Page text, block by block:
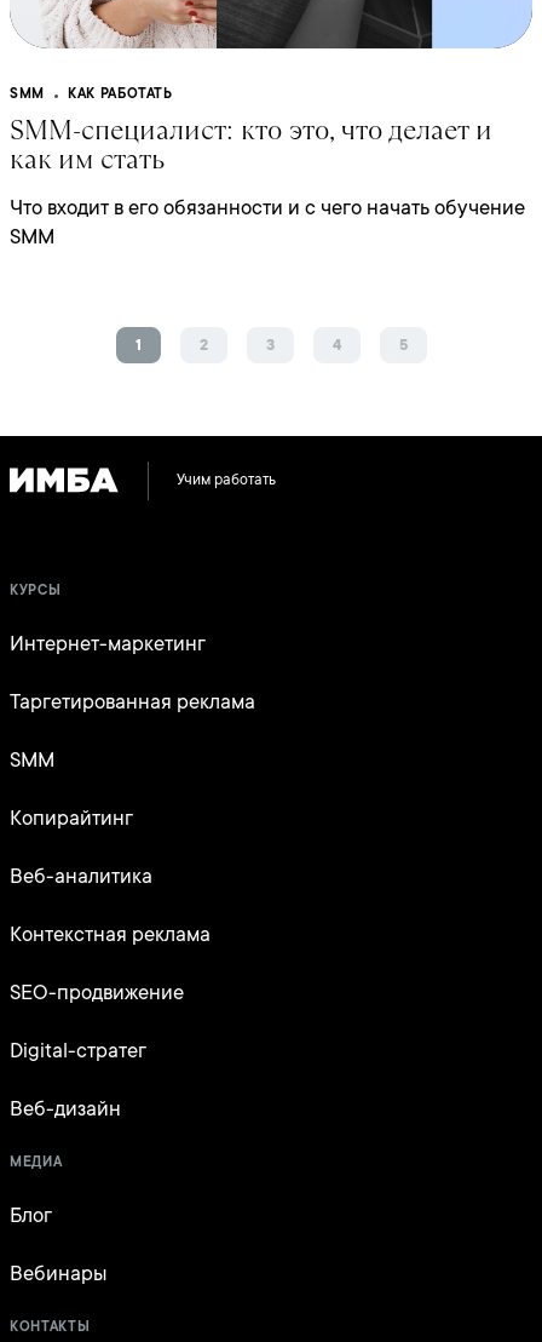
SMM КАК РАБОТАТЬ
SMM-специалист: кто это, что делает и
как им стать
Что входит в его обязанности и с чего начать обучение
SMM
1 2 3 4 5
Учим работать
КУРСЫ
Интернет-маркетинг
Таргетированная реклама
SMM
Копирайтинг
Веб-аналитика
Контекстная реклама
SEO-продвижение
Digital-стратег
Веб-дизайн
МЕДИА
Блог
Вебинары
КОНТАКТЫ